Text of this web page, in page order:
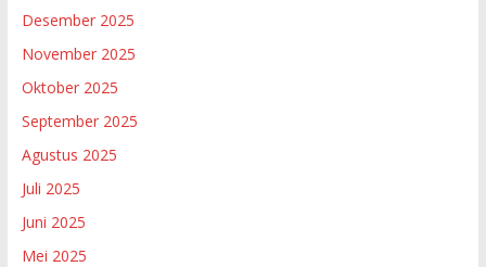
Desember 2025
November 2025
Oktober 2025
September 2025
Agustus 2025
Juli 2025
Juni 2025
Mei 2025